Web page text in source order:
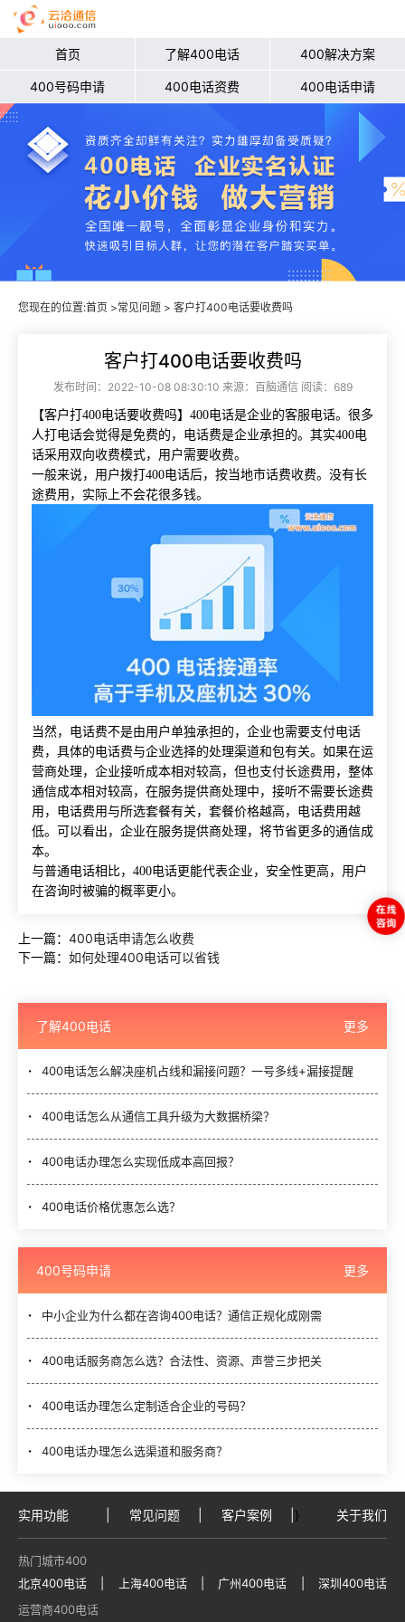
首页 了解400电话 400解决方案
400号码申请 400电话资费 400电话申请
您现在的位置:首页 >常见问题 > 客户打400电话要收费吗
客户打400电话要收费吗
发布时间：2022-10-08 08:30:10 来源：百脑通信 阅读：689
【客户打 400电话要收费吗】400电话是企业的客服电话。很多
人打电话会觉得是免费的，电话费是企业承担的。其实400电
话采用双向收费模式，用户需要收费。
一般来说，用户拨打 400电话后，按当地市话费收费。没有长
途费用，实际上不会花很多钱。
当然，电话费不是由用户单独承担的，企业也需要支付电话
费，具体的电话费与企业选择的处理渠道和包有关。如果在运
营商处理，企业接听成本相对较高，但也支付长途费用，整体
通信成本相对较高，在服务提供商处理中，接听不需要长途费
用，电话费用与所选套餐有关，套餐价格越高，电话费用越
低。可以看出，企业在服务提供商处理，将节省更多的通信成
本。
与普通电话相比，400电话更能代表企业，安全性更高，用户
在咨询时被骗的概率更小。
上一篇： 400电话申请怎么收费
下一篇： 如何处理400电话可以省钱
了解400电话 更多
400电话怎么解决座机占线和漏接问题？一号多线+漏接提醒
400电话怎么从通信工具升级为大数据桥梁？
400电话办理怎么实现低成本高回报？
400电话价格优惠怎么选？
400号码申请 更多
中小企业为什么都在咨询400电话？通信正规化成刚需
400电话服务商怎么选？合法性、资源、声誉三步把关
400电话办理怎么定制适合企业的号码？
400电话办理怎么选渠道和服务商？
实用功能 常见问题 客户案例 } 关于我们
热门城市400
北京400电话
上海400电话 广州400电话
深圳400电话
运营商400电话